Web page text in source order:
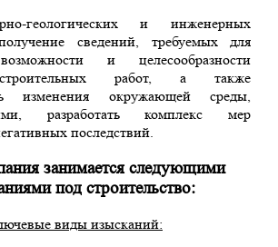
геологических и инженерных
сведений, требуемых для
и целесообразности
работ, а также
изменения окружающей среды,
разработать комплекс мер
последствий.
занимается следующими
под строительство:
виды изысканий: